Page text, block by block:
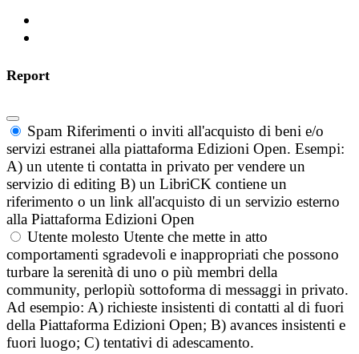
Report
Spam Riferimenti o inviti all'acquisto di beni e/o
servizi estranei alla piattaforma Edizioni Open. Esempi:
A) un utente ti contatta in privato per vendere un
servizio di editing B) un LibriCK contiene un
riferimento o un link all'acquisto di un servizio esterno
alla Piattaforma Edizioni Open
Utente molesto Utente che mette in atto
comportamenti sgradevoli e inappropriati che possono
turbare la serenità di uno o più membri della
community, perlopiù sottoforma di messaggi in privato.
Ad esempio: A) richieste insistenti di contatti al di fuori
della Piattaforma Edizioni Open; B) avances insistenti e
fuori luogo; C) tentativi di adescamento.